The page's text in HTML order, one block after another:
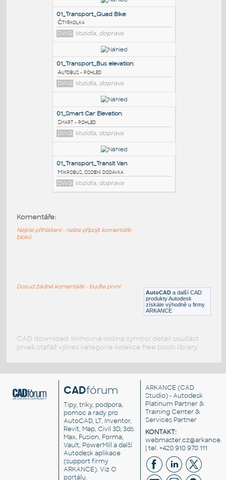
PODOBNÉ BLOKY:
01_Transport_Quad Bike:
DWG Vozidla, doprava
01_Transport_Bus elevation
Autobus - pohled
DWG Vozidla, doprava
DWG Vozidla, doprava
DWG Vozidla, dopravaAutoCAD a další CAD
produkty Autodesk
získáte výhodně u firmy
ARKANCE
Komentáře:
Nejste přihlášeni - nelze připojit komentáře
bloků
Dosud žádné komentáře - buďte první
CAD download: knihovna rodina symbol detail součást
prvek stafáž výkres kategorie kolekce free block library
CADfórum
Tipy, triky, podpora,
pomoc a rady pro
AutoCAD, LT, Inventor,
Revit, Map, Civil 3D, 3ds
Max, Fusion, Forma,
Vault, PowerMill a další
Autodesk aplikace
(support firmy
ARKANCE). VizO
portálu.
ARKANCE (CAD
Studio) - Autodesk
Platinum Partner &
Training Center &
Services Partner
KONTAKT:
| tel. +420 910 970 111